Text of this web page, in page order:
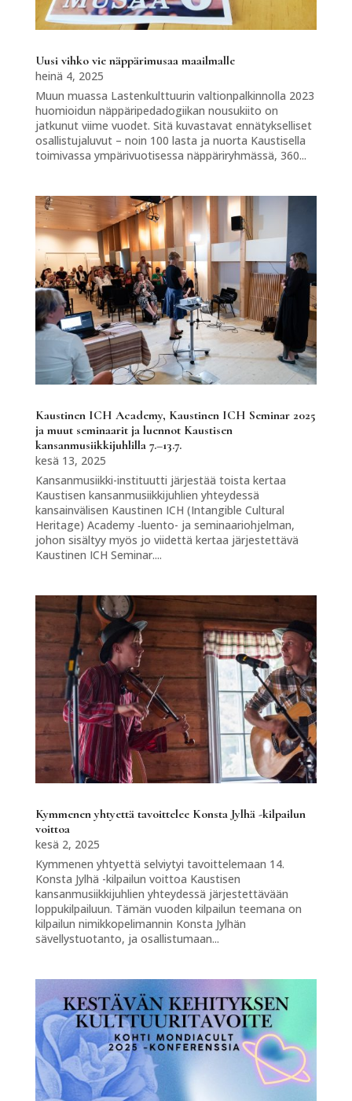
Uusi vihko vie näppärimusaa maailmalle
heinä 4, 2025
Muun muassa Lastenkulttuurin valtionpalkinnolla 2023
huomioidun näppäripedadogiikan nousukiito on
jatkunut viime vuodet. Sitä kuvastavat ennätykselliset
osallistujaluvut – noin 100 lasta ja nuorta Kaustisella
toimivassa ympärivuotisessa näppäriryhmässä, 360...
Kaustinen ICH Academy, Kaustinen ICH Seminar 2025
ja muut seminaarit ja luennot Kaustisen
kansanmusiikkijuhlilla 7.–13.7.
kesä 13, 2025
Kansanmusiikki-instituutti järjestää toista kertaa
Kaustisen kansanmusiikkijuhlien yhteydessä
kansainvälisen Kaustinen ICH (Intangible Cultural
Heritage) Academy ‑luento- ja seminaariohjelman,
johon sisältyy myös jo viidettä kertaa järjestettävä
Kaustinen ICH Seminar....
Kymmenen yhtyettä tavoittelee Konsta Jylhä -kilpailun
voittoa
kesä 2, 2025
Kymmenen yhtyettä selviytyi tavoittelemaan 14.
Konsta Jylhä -kilpailun voittoa Kaustisen
kansanmusiikkijuhlien yhteydessä järjestettävään
loppukilpailuun. Tämän vuoden kilpailun teemana on
kilpailun nimikkopelimannin Konsta Jylhän
sävellystuotanto, ja osallistumaan...